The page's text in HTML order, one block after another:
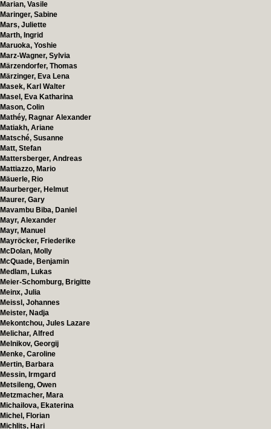
Marian, Vasile
Maringer, Sabine
Mars, Juliette
Marth, Ingrid
Maruoka, Yoshie
Marz-Wagner, Sylvia
Märzendorfer, Thomas
Märzinger, Eva Lena
Masek, Karl Walter
Masel, Eva Katharina
Mason, Colin
Mathéy, Ragnar Alexander
Matiakh, Ariane
Matsché, Susanne
Matt, Stefan
Mattersberger, Andreas
Mattiazzo, Mario
Mäuerle, Rio
Maurberger, Helmut
Maurer, Gary
Mavambu Biba, Daniel
Mayr, Alexander
Mayr, Manuel
Mayröcker, Friederike
McDolan, Molly
McQuade, Benjamin
Medlam, Lukas
Meier-Schomburg, Brigitte
Meinx, Julia
Meissl, Johannes
Meister, Nadja
Mekontchou, Jules Lazare
Melichar, Alfred
Melnikov, Georgij
Menke, Caroline
Mertin, Barbara
Messin, Irmgard
Metsileng, Owen
Metzmacher, Mara
Michailova, Ekaterina
Michel, Florian
Michlits, Hari